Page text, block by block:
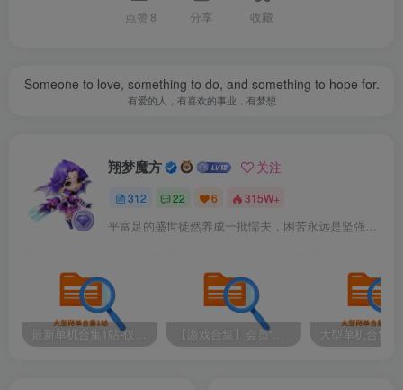
点赞 8 分享 收藏
Someone to love, something to do, and something to hope for.
有爱的人，有喜欢的事业，有梦想
翔梦魔方 关注
312 22 6 315W+
平富足的盛世徒然养成一批懦夫，困苦永远是坚强之母
最新单机合集1站-仅本站用户可下载（直链满速下载） 【游戏合集】会员“知己”分享 1T网游单机大合集 某宝购买收集 带架设教程视频(部分免虚拟机一键端 )